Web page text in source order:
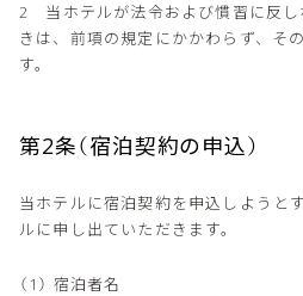
2 当ホテルが法令および慣習に反し
きは、前項の規定にかかわらず、そ
す。
第2条（宿泊契約の申込）
当ホテルに宿泊契約を申込しようと
ルに申し出ていただきます。
宿泊者名